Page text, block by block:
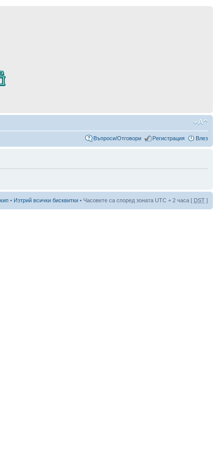
Въпроси/Отговори Регистрация Влез
• Изтрий всички бисквитки • Часовете са според зоната UTC + 2 часа [ DST ]